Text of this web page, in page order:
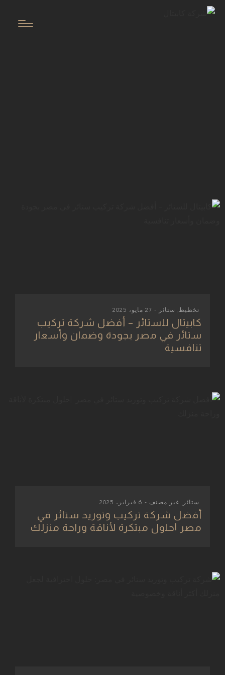
تخطيط ستائر - 27 مايو، 2025
كابيتال للستائر – أفضل شركة تركيب
ستائر في مصر بجودة وضمان وأسعار
تنافسية
ستائر غير مصنف - 6 فبراير، 2025
أفضل شركة تركيب وتوريد ستائر في
مصر |حلول مبتكرة لأناقة وراحة منزلك